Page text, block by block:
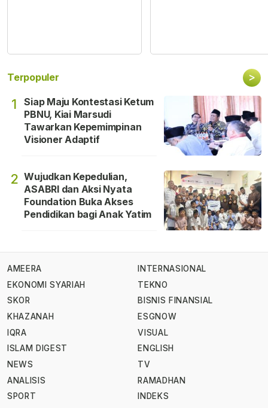
Terpopuler >
1
Siap Maju Kontestasi Ketum
PBNU, Kiai Marsudi
Tawarkan Kepemimpinan
Visioner Adaptif
2 Wujudkan Kepedulian,
ASABRI dan Aksi Nyata
Foundation Buka Akses
Pendidikan bagi Anak Yatim
AMEERA
EKONOMI SYARIAH
SKOR
KHAZANAH
IQRA
ISLAM DIGEST
NEWS
ANALISIS
SPORT
INTERNASIONAL
TEKNO
BISNIS FINANSIAL
ESGNOW
VISUAL
ENGLISH
TV
RAMADHAN
INDEKS